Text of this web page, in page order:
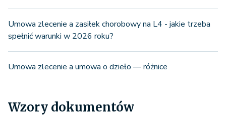
Umowa zlecenie a zasiłek chorobowy na L4 - jakie trzeba
spełnić warunki w 2026 roku?
Umowa zlecenie a umowa o dzieło — różnice
Wzory dokumentów